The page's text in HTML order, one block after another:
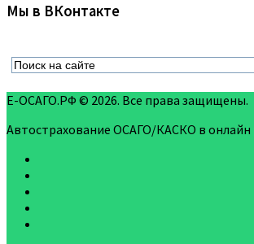
Мы в ВКонтакте
Е-ОСАГО.РФ © 2026. Все права защищены.
Автострахование ОСАГО/КАСКО в онлайн